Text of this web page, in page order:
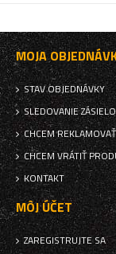
MOJA
STAV OBJEDNÁVKY
SLEDOVANIE
CHCEM
CHCEM VRÁTIŤ
KONTAKT
MÔJ ÚČET
ZAREGISTRUJTE SA